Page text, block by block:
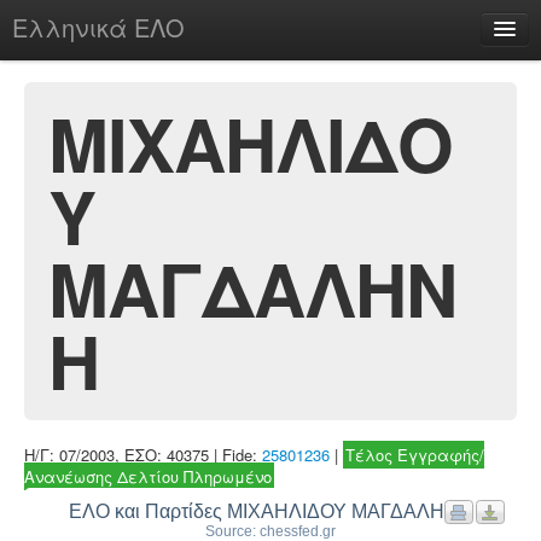
Ελληνικά ΕΛΟ
chesstu.be @ discord
ΜΙΧΑΗΛΙΔΟ
Υ
ΜΑΓΔΑΛΗΝ
Η
Η/Γ: 07/2003, ΕΣΟ: 40375 | Fide: 25801236 | Τέλος Εγγραφής/
Ανανέωσης Δελτίου Πληρωμένο
ΕΛΟ και Παρτίδες ΜΙΧΑΗΛΙΔΟΥ ΜΑΓΔΑΛΗΝΗ
Source: chessfed.gr